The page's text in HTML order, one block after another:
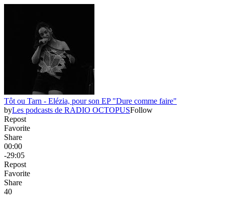
Tôt ou Tarn - Elézia, pour son EP "Dure comme faire"
byLes podcasts de RADIO OCTOPUSFollow
Repost
Favorite
Share
00:00
-29:05
Repost
Favorite
Share
40